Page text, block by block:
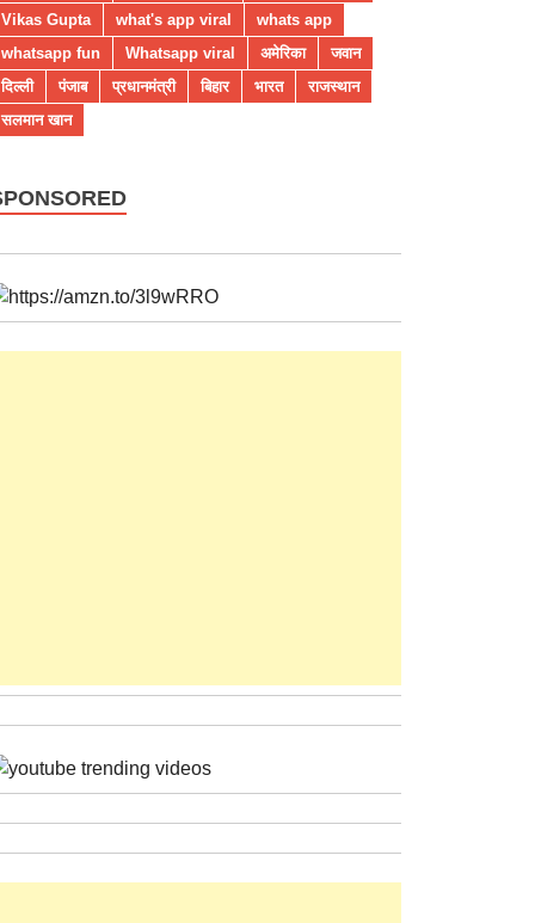
Vikas Gupta
what's app viral
whats app
whatsapp fun
Whatsapp viral अमेरिका
जवान
दिल्ली
पंजाब प्रधानमंत्री बिहार भारत
राजस्थान
सलमान खान